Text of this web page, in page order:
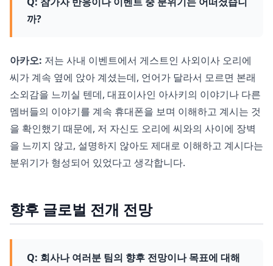
까?
아카오: 저는 사내 이벤트에서 게스트인 사외이사 오리에
씨가 계속 옆에 앉아 계셨는데, 언어가 달라서 모르면 본래
소외감을 느끼실 텐데, 대표이사인 아사키의 이야기나 다른
멤버들의 이야기를 계속 휴대폰을 보며 이해하고 계시는 것
을 확인했기 때문에, 저 자신도 오리에 씨와의 사이에 장벽
을 느끼지 않고, 설명하지 않아도 제대로 이해하고 계시다는
분위기가 형성되어 있었다고 생각합니다.
향후 글로벌 전개 전망
Q: 회사나 여러분 팀의 향후 전망이나 목표에 대해